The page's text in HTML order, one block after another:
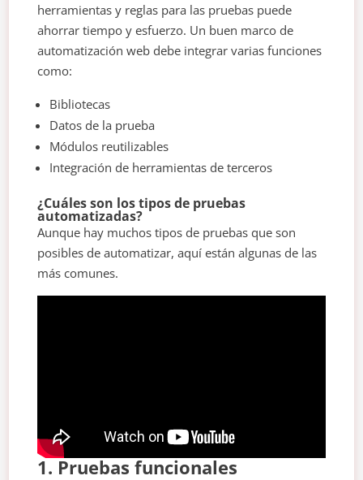
herramientas y reglas para las pruebas puede
ahorrar tiempo y esfuerzo. Un buen marco de
automatización web debe integrar varias funciones
como:
Bibliotecas
Datos de la prueba
Módulos reutilizables
Integración de herramientas de terceros
¿Cuáles son los tipos de pruebas
automatizadas?
Aunque hay muchos tipos de pruebas que son
posibles de automatizar, aquí están algunas de las
más comunes.
1. Pruebas funcionales